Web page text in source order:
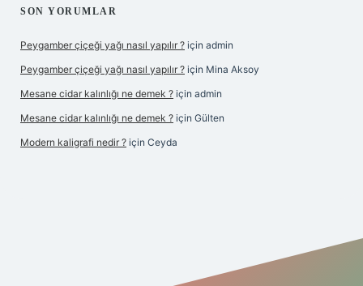
SON YORUMLAR
Peygamber çiçeği yağı nasıl yapılır ? için admin
Peygamber çiçeği yağı nasıl yapılır ? için Mina Aksoy
Mesane cidar kalınlığı ne demek ? için admin
Mesane cidar kalınlığı ne demek ? için Gülten
Modern kaligrafi nedir ? için Ceyda